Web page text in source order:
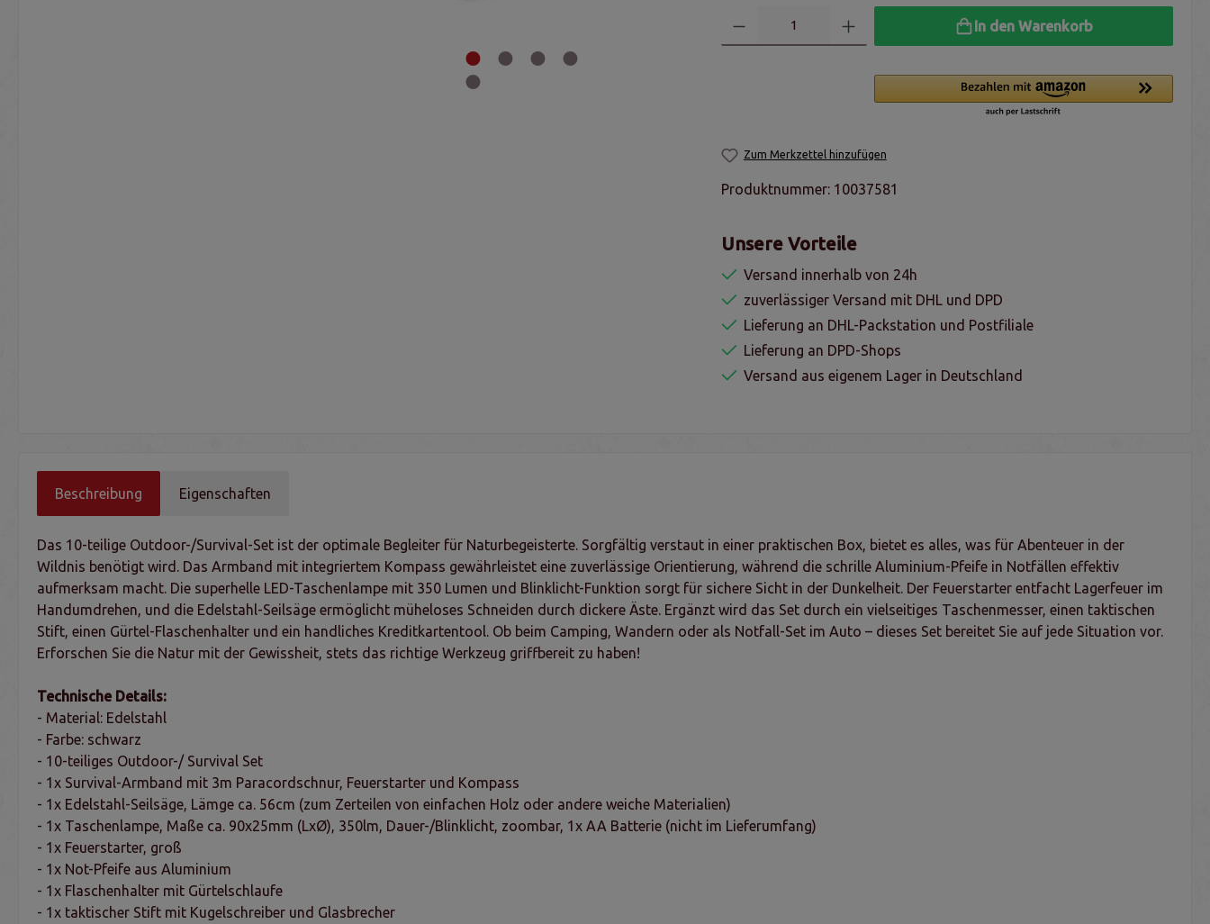
In den Warenkorb
Zum Merkzettel hinzufügen
Produktnummer: 10037581
Unsere Vorteile
Versand innerhalb von 24h
zuverlässiger Versand mit DHL und DPD
Lieferung an DHL-Packstation und Postfiliale
Lieferung an DPD-Shops
Versand aus eigenem Lager in Deutschland
Beschreibung Eigenschaften
Das 10-teilige Outdoor-/Survival-Set ist der optimale Begleiter für Naturbegeisterte. Sorgfältig verstaut in einer praktischen Box, bietet es alles, was für Abenteuer in der
Wildnis benötigt wird. Das Armband mit integriertem Kompass gewährleistet eine zuverlässige Orientierung, während die schrille Aluminium-Pfeife in Notfällen effektiv
aufmerksam macht. Die superhelle LED-Taschenlampe mit 350 Lumen und Blinklicht-Funktion sorgt für sichere Sicht in der Dunkelheit. Der Feuerstarter entfacht Lagerfeuer im
Handumdrehen, und die Edelstahl-Seilsäge ermöglicht müheloses Schneiden durch dickere Äste. Ergänzt wird das Set durch ein vielseitiges Taschenmesser, einen taktischen
Stift, einen Gürtel-Flaschenhalter und ein handliches Kreditkartentool. Ob beim Camping, Wandern oder als Notfall-Set im Auto – dieses Set bereitet Sie auf jede Situation vor.
Erforschen Sie die Natur mit der Gewissheit, stets das richtige Werkzeug griffbereit zu haben!
Technische Details:
- Material: Edelstahl
- Farbe: schwarz
- 10-teiliges Outdoor-/ Survival Set
- 1x Survival-Armband mit 3m Paracordschnur, Feuerstarter und Kompass
- 1x Edelstahl-Seilsäge, Lämge ca. 56cm (zum Zerteilen von einfachen Holz oder andere weiche Materialien)
- 1x Taschenlampe, Maße ca. 90x25mm (LxØ), 350lm, Dauer-/Blinklicht, zoombar, 1x AA Batterie (nicht im Lieferumfang)
- 1x Feuerstarter, groß
- 1x Not-Pfeife aus Aluminium
- 1x Flaschenhalter mit Gürtelschlaufe
- 1x taktischer Stift mit Kugelschreiber und Glasbrecher